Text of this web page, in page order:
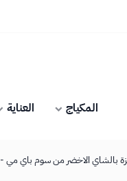
المكياج العناية
بالشاي الاخضر من سوم باي مي - 106 جم